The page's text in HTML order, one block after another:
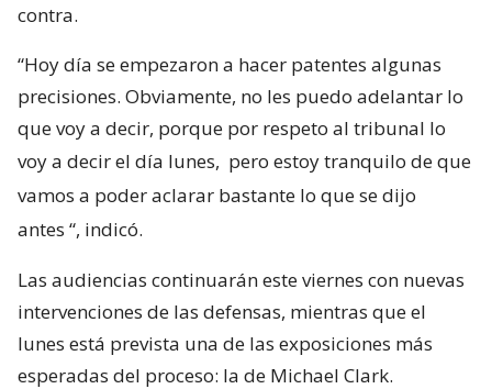
contra.
“Hoy día se empezaron a hacer patentes algunas
precisiones. Obviamente, no les puedo adelantar lo
que voy a decir, porque por respeto al tribunal lo
voy a decir el día lunes, pero estoy tranquilo de que
vamos a poder aclarar bastante lo que se dijo
antes “, indicó.
Las audiencias continuarán este viernes con nuevas
intervenciones de las defensas, mientras que el
lunes está prevista una de las exposiciones más
esperadas del proceso: la de Michael Clark.